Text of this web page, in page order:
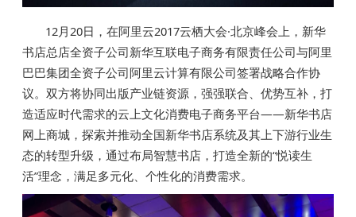
12月20日，在阿里云2017云栖大会·北京峰会上，新华
书店总店全资子公司新华互联电子商务有限责任公司与阿里
巴巴集团全资子公司阿里云计算有限公司签署战略合作协
议。双方将协同出版产业链资源，强强联合、优势互补，打
造适应时代需求的云上文化消费电子商务平台——新华书店
网上商城，探索并推动全国新华书店系统及其上下游行业生
态的转型升级，通过布局智慧书店，打造全新的“悦读生
活”理念，满足多元化、个性化的消费需求。